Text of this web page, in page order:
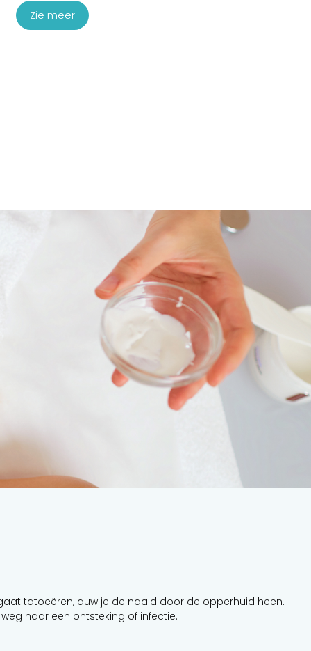
Zie meer
tatoeëren, duw je de naald door de opperhuid heen.
naar een ontsteking of infectie.